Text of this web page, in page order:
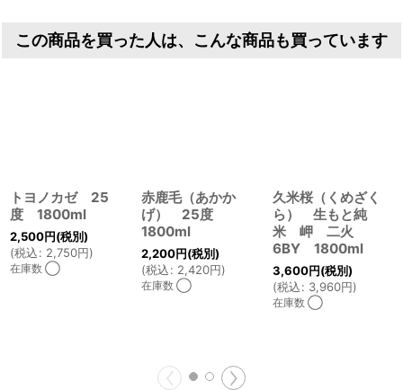
酒は心で造るもの
この商品を買った人は、こんな商品も買っています
トヨノカゼ 25
度 1800ml
2,500円(税別)
(税込: 2,750円)
在庫数 ◯
赤鹿毛（あかか
げ） 25度
1800ml
2,200円(税別)
(税込: 2,420円)
在庫数 ◯
久米桜（くめざく
ら） 生もと純
米 岬 二火
6BY 1800ml
3,600円(税別)
(税込: 3,960円)
在庫数 ◯